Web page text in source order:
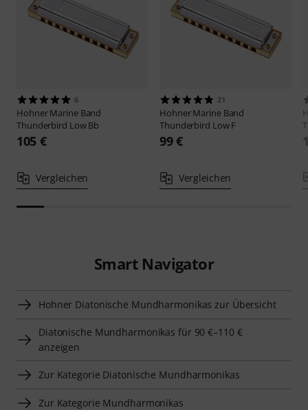
6
HohnerMarine Band
Thunderbird Low Bb
105 €
Vergleichen
21
HohnerMarine Band
Thunderbird Low F
99 €
Vergleichen
Smart Navigator
Hohner Diatonische Mundharmonikas zur Übersicht
Diatonische Mundharmonikas für 90 €–110 €
anzeigen
Zur Kategorie Diatonische Mundharmonikas
Zur Kategorie Mundharmonikas